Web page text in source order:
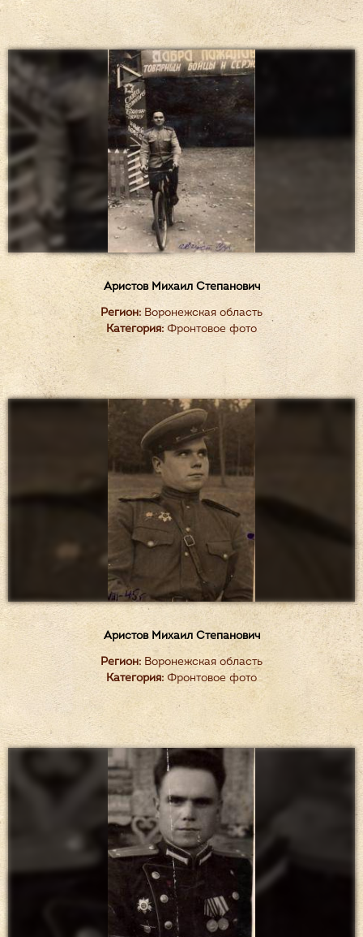
Аристов Михаил Степанович
Регион: Воронежская область
Категория:Фронтовое фото
Аристов Михаил Степанович
Регион: Воронежская область
Категория:Фронтовое фото